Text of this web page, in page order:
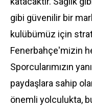
gibi güvenilir bir
kulübümüz için
Fenerbahçe'mizin
Sporcularımızın
paydaşlara sahip
önemli yolculukta,